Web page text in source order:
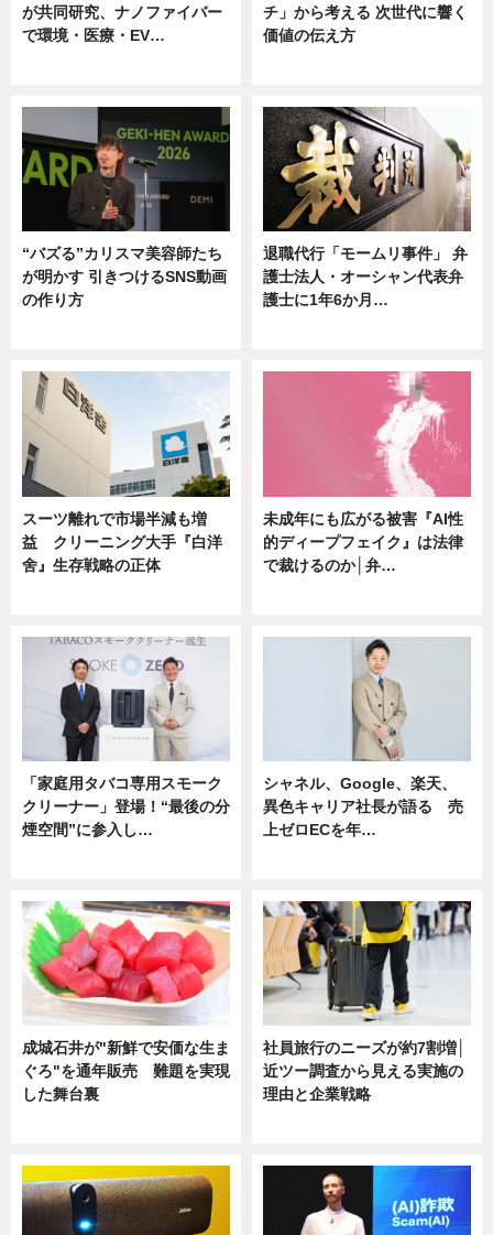
が共同研究、ナノファイバー
で環境・医療・EV…
チ」から考える 次世代に響く
価値の伝え方
“バズる”カリスマ美容師たち
が明かす 引きつけるSNS動画
の作り方
退職代行「モームリ事件」 弁
護士法人・オーシャン代表弁
護士に1年6か月…
スーツ離れで市場半減も増
益 クリーニング大手『白洋
舍』生存戦略の正体
未成年にも広がる被害『AI性
的ディープフェイク』は法律
で裁けるのか│弁…
「家庭用タバコ専用スモーク
クリーナー」登場！“最後の分
煙空間”に参入し…
シャネル、Google、楽天、
異色キャリア社長が語る 売
上ゼロECを年…
成城石井が"新鮮で安価な生ま
ぐろ"を通年販売 難題を実現
した舞台裏
社員旅行のニーズが約7割増│
近ツー調査から見える実施の
理由と企業戦略